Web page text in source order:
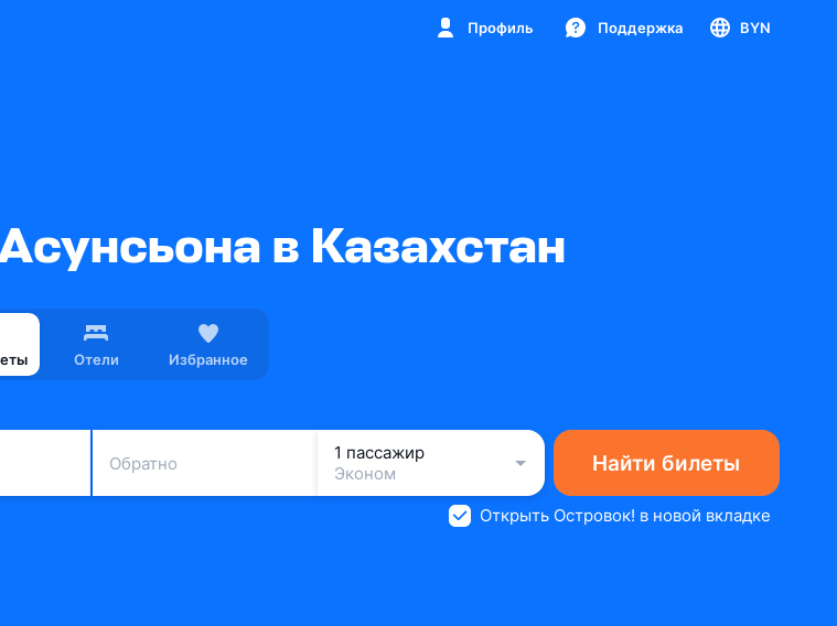
Профиль Поддержка BYN
в Казахстан
Отели Избранное
Обратно
1 пассажир
Эконом
Найти билеты
Открыть Островок! в новой вкладке